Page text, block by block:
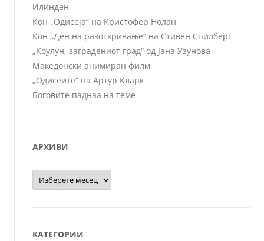
Илинден
Кон „Одисеја“ на Кристофер Нолан
Кон „Ден на разоткривање“ на Стивен Спилберг
„Коулун, заградениот град“ од Јана Узунова
Македонски анимиран филм
„Одисеите“ на Артур Кларк
Боговите паднаа на теме
АРХИВИ
Архиви
КАТЕГОРИИ